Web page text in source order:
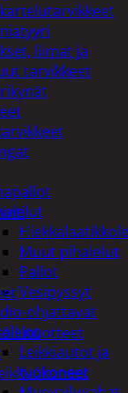
liimat ja
tarvikkeet
Muut pihalelut
Pallot
Vesipyssyt
ohjattavat
Leikkiautot ja
työkoneet